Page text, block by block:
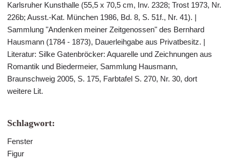
Karlsruher Kunsthalle (55,5 x 70,5 cm, Inv. 2328; Trost 1973, Nr.
226b; Ausst.-Kat. München 1986, Bd. 8, S. 51f., Nr. 41). |
Sammlung "Andenken meiner Zeitgenossen" des Bernhard
Hausmann (1784 - 1873), Dauerleihgabe aus Privatbesitz. |
Literatur: Silke Gatenbröcker: Aquarelle und Zeichnungen aus
Romantik und Biedermeier, Sammlung Hausmann,
Braunschweig 2005, S. 175, Farbtafel S. 270, Nr. 30, dort
weitere Lit.
Schlagwort:
Fenster
Figur